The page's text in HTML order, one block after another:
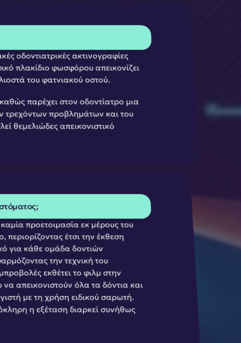
οδοντιατρικές ακτινογραφίες
πλακίδιο φωσφόρου απεικονίζει
του φατνιακού οστού.
παρέχει στον οδοντίατρο μια
τρεχόντων προβλημάτων και του
θεμελιώδες απεικονιστικό
προετοιμασία εκ μέρους του
έτσι την έκθεση
για κάθε ομάδα δοντιών
την τεχνική του
εκθέτει το φιλμ στην
απεικονιστούν όλα τα δόντια και
με τη χρήση ειδικού σαρωτή.
η εξέταση διαρκεί συνήθως